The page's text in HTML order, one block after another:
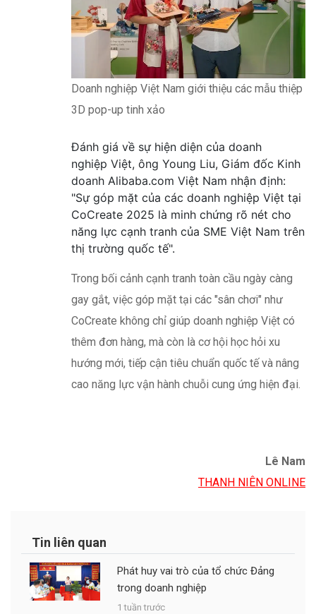
Lê Nam
THANH NIÊN ONLINE
Tin liên quan
Phát huy vai trò của tổ chức Đảng
trong doanh nghiệp
1 tuần trước